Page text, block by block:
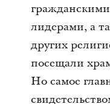
лидерами, а
других
посещали
Но самое